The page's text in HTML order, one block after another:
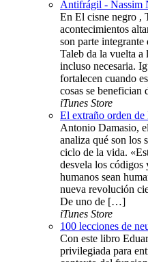
Antifrágil - Nassim
En El cisne negro ,
acontecimientos
son parte
Taleb da la vuelta a
incluso necesaria.
fortalecen cuando
cosas se
iTunes Store
El extraño orden
Antonio Damasio,
analiza qué son los
ciclo de la vida.
desvela los códigos
humanos sean
nueva revolución
De uno de […]
iTunes Store
100 lecciones de
Con este libro
privilegiada para